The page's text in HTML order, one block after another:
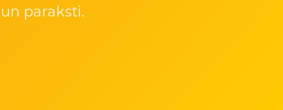
un paraksti.